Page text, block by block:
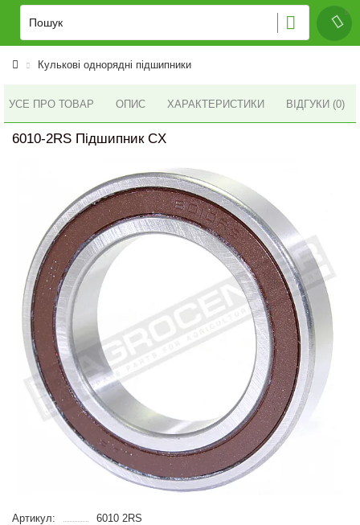
Кулькові однорядні підшипники
УСЕ ПРО ТОВАР ОПИС ХАРАКТЕРИСТИКИ ВІДГУКИ (0)
6010-2RS Підшипник CX
Артикул:
6010 2RS